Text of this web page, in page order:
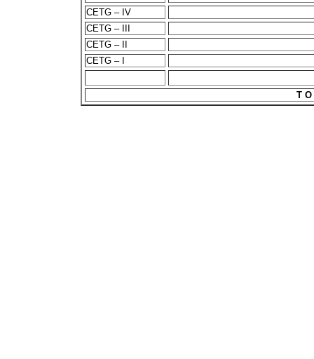
CETG – IV
CETG – III
CETG – II
CETG – I
T